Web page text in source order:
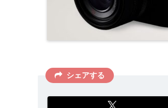
シェアする